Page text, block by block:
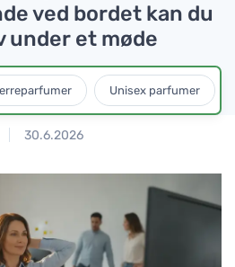
ved bordet kan du
under et møde
Unisex parfumer
30.6.2026